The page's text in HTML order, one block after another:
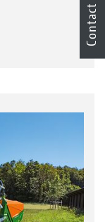
Contact